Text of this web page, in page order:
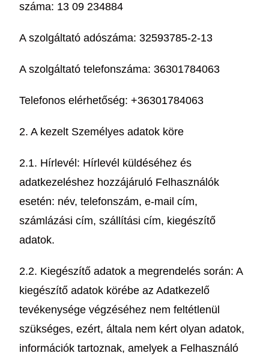
száma: 13 09 234884
A szolgáltató adószáma: 32593785-2-13
A szolgáltató telefonszáma: 36301784063
Telefonos elérhetőség: +36301784063
2. A kezelt Személyes adatok köre
2.1. Hírlevél: Hírlevél küldéséhez és
adatkezeléshez hozzájáruló Felhasználók
esetén: név, telefonszám, e-mail cím,
számlázási cím, szállítási cím, kiegészítő
adatok.
2.2. Kiegészítő adatok a megrendelés során: A
kiegészítő adatok körébe az Adatkezelő
tevékenysége végzéséhez nem feltétlenül
szükséges, ezért, általa nem kért olyan adatok,
információk tartoznak, amelyek a Felhasználó